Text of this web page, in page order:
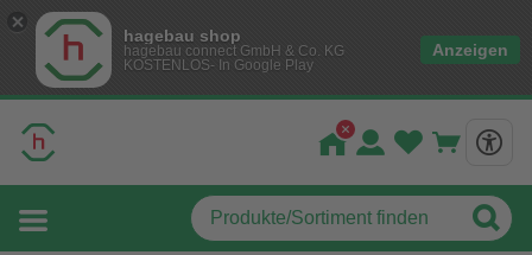
hagebau shop
hagebau connect GmbH & Co. KG
KOSTENLOS- In Google Play
Anzeigen